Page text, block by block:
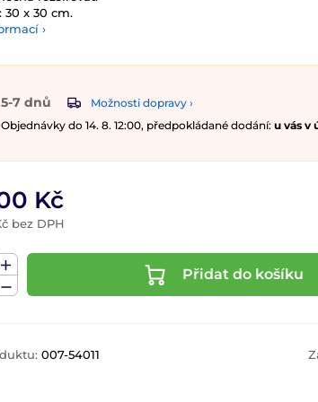
30 x 30 cm.
›
5-7 dnů
Možnosti dopravy ›
Objednávky do 14. 8. 12:00, předpokládané dodání: u vás v
Kč
bez DPH
Přidat do košíku
007-54011